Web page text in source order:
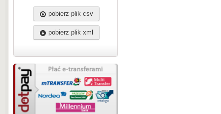
pobierz plik csv
pobierz plik xml